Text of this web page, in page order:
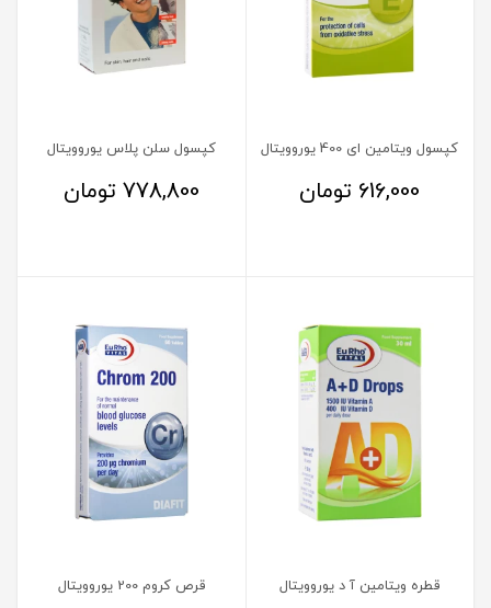
کپسول ویتامین ای 400 یوروویتال
616,000 تومان
کپسول سلن پلاس یوروویتال
778,800 تومان
قطره ویتامین آ د یوروویتال قرص کروم 200 یوروویتال